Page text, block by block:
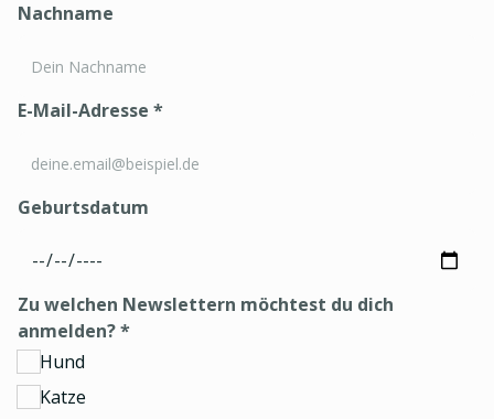
Nachname
E-Mail-Adresse *
Geburtsdatum
Zu welchen Newslettern möchtest du dich
anmelden?*
Hund
Katze